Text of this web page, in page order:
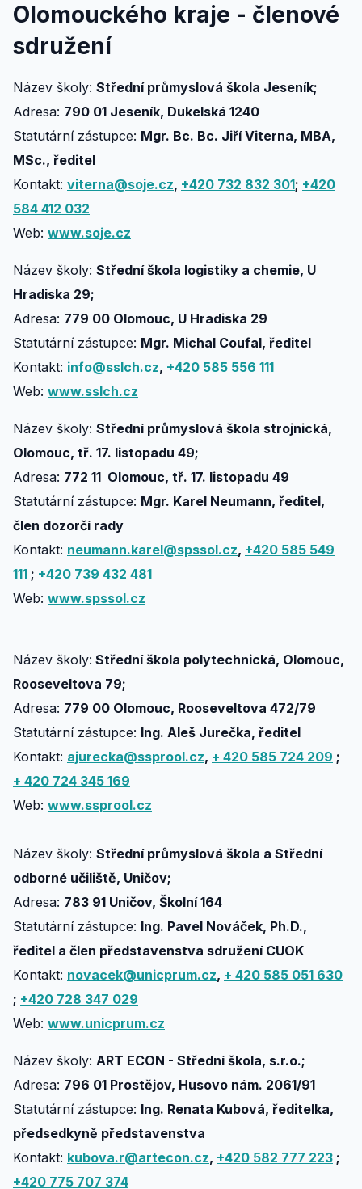
Olomouckého kraje - členové
sdružení
Název školy: Střední průmyslová škola Jeseník;
Adresa: 790 01 Jeseník, Dukelská 1240
Statutární zástupce: Mgr. Bc. Bc. Jiří Viterna, MBA,
MSc., ředitel
Kontakt: viterna@soje.cz, +420 732 832 301; +420
584 412 032
Web: www.soje.cz
Název školy: Střední škola logistiky a chemie, U
Hradiska 29;
Adresa: 779 00 Olomouc, U Hradiska 29
Statutární zástupce: Mgr. Michal Coufal, ředitel
Kontakt: info@sslch.cz, +420 585 556 111
Web: www.sslch.cz
Název školy: Střední průmyslová škola strojnická,
Olomouc, tř. 17. listopadu 49;
Adresa: 772 11 Olomouc, tř. 17. listopadu 49
Statutární zástupce: Mgr. Karel Neumann, ředitel,
člen dozorčí rady
Kontakt: neumann.karel@spssol.cz, +420 585 549
111 ; +420 739 432 481
Web: www.spssol.cz
Název školy: Střední škola polytechnická, Olomouc,
Rooseveltova 79;
Adresa: 779 00 Olomouc, Rooseveltova 472/79
Statutární zástupce: Ing. Aleš Jurečka, ředitel
Kontakt: ajurecka@ssprool.cz, + 420 585 724 209 ;
+ 420 724 345 169
Web: www.ssprool.cz
Název školy: Střední průmyslová škola a Střední
odborné učiliště, Uničov;
Adresa: 783 91 Uničov, Školní 164
Statutární zástupce: Ing. Pavel Nováček, Ph.D.,
ředitel a člen představenstva sdružení CUOK
Kontakt: novacek@unicprum.cz, + 420 585 051 630
; +420 728 347 029
Web: www.unicprum.cz
Název školy: ART ECON - Střední škola, s.r.o.;
Adresa: 796 01 Prostějov, Husovo nám. 2061/91
Statutární zástupce: Ing. Renata Kubová, ředitelka,
předsedkyně představenstva
Kontakt: kubova.r@artecon.cz, +420 582 777 223 ;
+420 775 707 374